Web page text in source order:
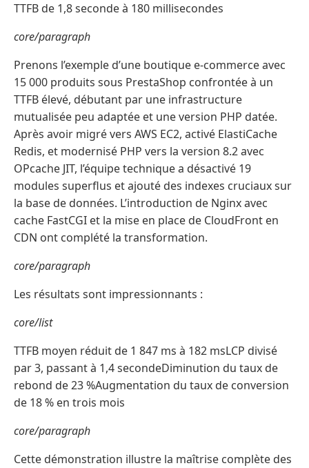
TTFB de 1,8 seconde à 180 millisecondes
core/paragraph
Prenons l’exemple d’une boutique e-commerce avec
15 000 produits sous PrestaShop confrontée à un
TTFB élevé, débutant par une infrastructure
mutualisée peu adaptée et une version PHP datée.
Après avoir migré vers AWS EC2, activé ElastiCache
Redis, et modernisé PHP vers la version 8.2 avec
OPcache JIT, l’équipe technique a désactivé 19
modules superflus et ajouté des indexes cruciaux sur
la base de données. L’introduction de Nginx avec
cache FastCGI et la mise en place de CloudFront en
CDN ont complété la transformation.
core/paragraph
Les résultats sont impressionnants :
core/list
TTFB moyen réduit de 1 847 ms à 182 msLCP divisé
par 3, passant à 1,4 secondeDiminution du taux de
rebond de 23 %Augmentation du taux de conversion
de 18 % en trois mois
core/paragraph
Cette démonstration illustre la maîtrise complète des